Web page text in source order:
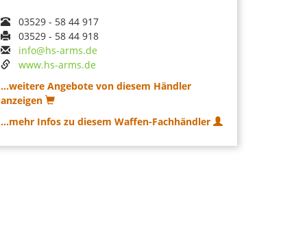
03529 - 58 44 917
03529 - 58 44 918
info@hs-arms.de
www.hs-arms.de
...weitere Angebote von diesem Händler
anzeigen
...mehr Infos zu diesem Waffen-Fachhändler